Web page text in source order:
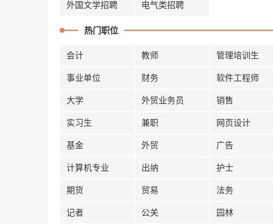
外国文学招聘 电气类招聘
热门职位
会计 教师 管理培训生
事业单位 财务 软件工程师
大学 外贸业务员 销售
实习生 兼职 网页设计
基金 外贸 广告
计算机专业 出纳 护士
期货 贸易 法务
记者 公关 园林